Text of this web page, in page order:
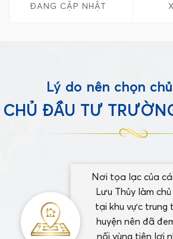
ĐANG CẬP NHẬT
Lý do nên chọn
CHỦ ĐẦU TƯ
Nơi tọa lạc của
Lưu Thủy làm
tại khu vực trung
huyện nên đã
nối vùng tiện lợi